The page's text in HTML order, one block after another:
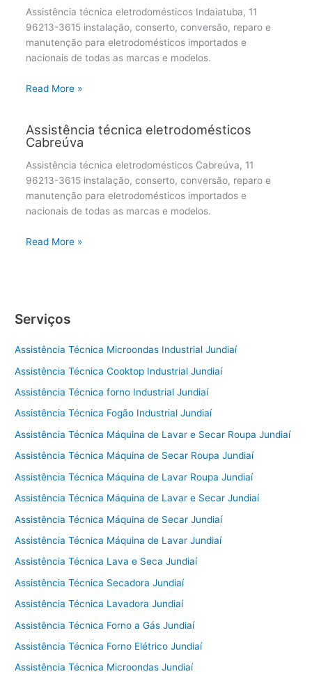
Assistência técnica eletrodomésticos Indaiatuba, 11
96213-3615 instalação, conserto, conversão, reparo e
manutenção para eletrodomésticos importados e
nacionais de todas as marcas e modelos.
Read More »
Assistência técnica eletrodomésticos
Cabreúva
Assistência técnica eletrodomésticos Cabreúva, 11
96213-3615 instalação, conserto, conversão, reparo e
manutenção para eletrodomésticos importados e
nacionais de todas as marcas e modelos.
Read More »
Serviços
Assistência Técnica Microondas Industrial Jundiaí
Assistência Técnica Cooktop Industrial Jundiaí
Assistência Técnica forno Industrial Jundiaí
Assistência Técnica Fogão Industrial Jundiaí
Assistência Técnica Máquina de Lavar e Secar Roupa Jundiaí
Assistência Técnica Máquina de Secar Roupa Jundiaí
Assistência Técnica Máquina de Lavar Roupa Jundiaí
Assistência Técnica Máquina de Lavar e Secar Jundiaí
Assistência Técnica Máquina de Secar Jundiaí
Assistência Técnica Máquina de Lavar Jundiaí
Assistência Técnica Lava e Seca Jundiaí
Assistência Técnica Secadora Jundiaí
Assistência Técnica Lavadora Jundiaí
Assistência Técnica Forno a Gás Jundiaí
Assistência Técnica Forno Elétrico Jundiaí
Assistência Técnica Microondas Jundiaí